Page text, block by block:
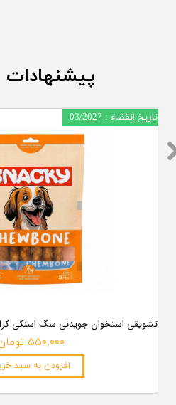
۵۵۰,۰۰۰ تومان
افزودن به سبد
تاریخ انقضاء : 03/2027
پیشنهادات